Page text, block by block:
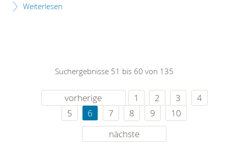
Weiterlesen
Suchergebnisse 51 bis 60 von 135
vorherige 1 2 3
4
5
6 7 8 9
10
nächste